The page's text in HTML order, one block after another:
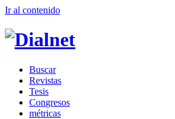
Ir al contenido
Buscar
Revistas
Tesis
Congresos
métricas